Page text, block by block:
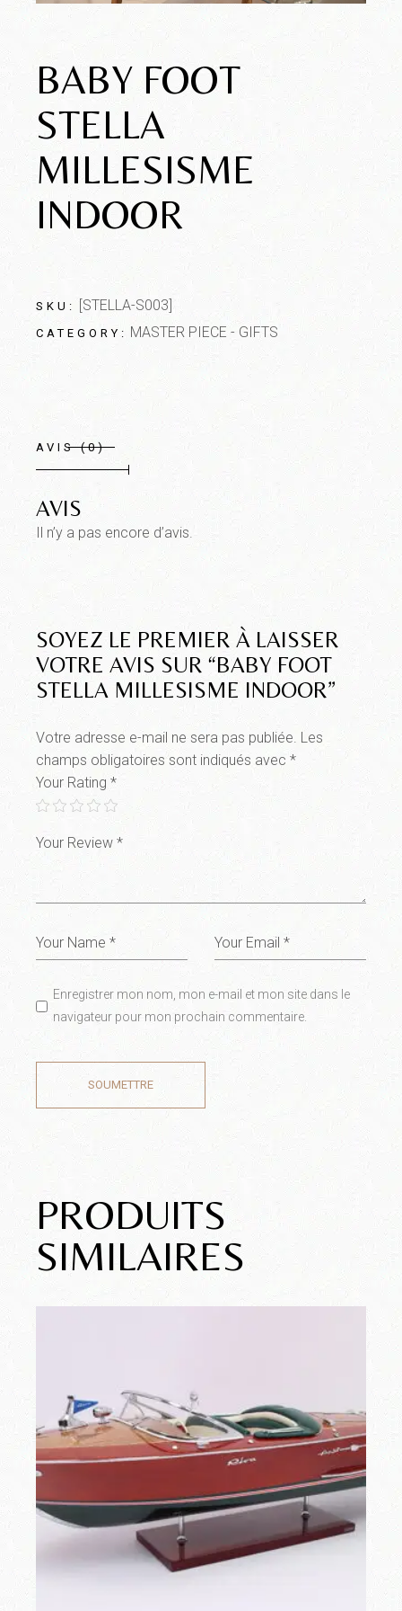
BABY FOOT
STELLA
MILLESISME
INDOOR
SKU: [STELLA-S003]
CATEGORY: MASTER PIECE - GIFTS
AVIS (0)
AVIS
Il n’y a pas encore d’avis.
SOYEZ LE PREMIER À LAISSER
VOTRE AVIS SUR “BABY FOOT
STELLA MILLESISME INDOOR”
Votre adresse e-mail ne sera pas publiée. Les
champs obligatoires sont indiqués avec*
Your Rating*
Enregistrer mon nom, mon e-mail et mon site dans le
navigateur pour mon prochain commentaire.
SOUMETTRE
PRODUITS
SIMILAIRES